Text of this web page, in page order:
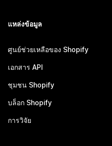
แหล่งข้อมูล
ศูนย์ช่วยเหลือของ Shopify
เอกสาร API
ชุมชน Shopify
บล็อก Shopify
การวิจัย